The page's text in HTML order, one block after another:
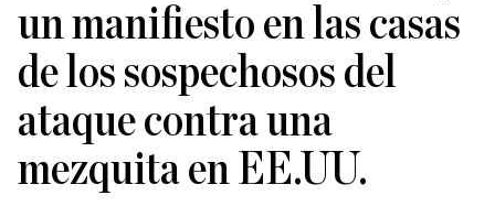
un manifiesto en las casas
de los sospechosos del
ataque contra una
mezquita en EE.UU.